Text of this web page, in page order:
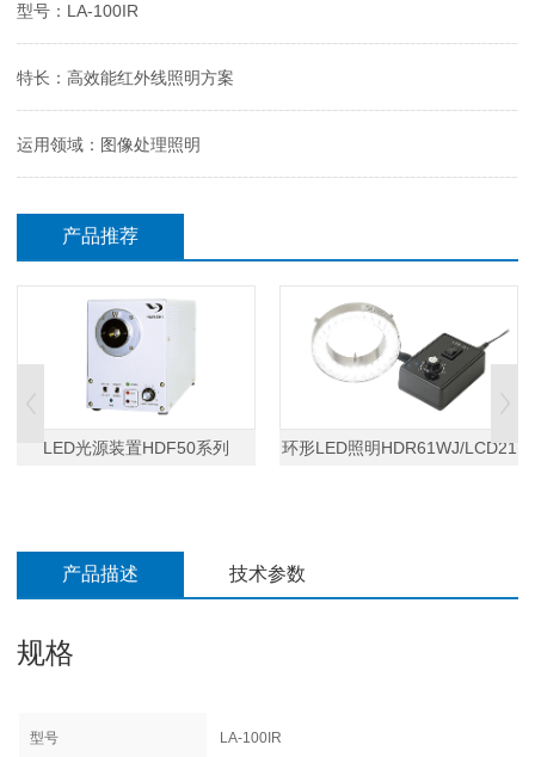
型号：LA-100IR
特长：高效能红外线照明方案
运用领域：图像处理照明
产品推荐
LED光源装置HDF50系列 环形LED照明HDR61WJ/LCD21
产品描述 技术参数
规格
型号 LA-100IR